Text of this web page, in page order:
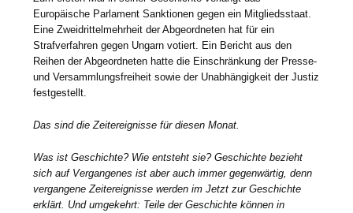
Europäische Parlament Sanktionen gegen ein Mitgliedsstaat.
Eine Zweidrittelmehrheit der Abgeordneten hat für ein
Strafverfahren gegen Ungarn votiert. Ein Bericht aus den
Reihen der Abgeordneten hatte die Einschränkung der Presse-
und Versammlungsfreiheit sowie der Unabhängigkeit der Justiz
festgestellt.
Das sind die Zeitereignisse für diesen Monat.
Was ist Geschichte? Wie entsteht sie? Geschichte bezieht
sich auf Vergangenes ist aber auch immer gegenwärtig, denn
vergangene Zeitereignisse werden im Jetzt zur Geschichte
erklärt. Und umgekehrt: Teile der Geschichte können in